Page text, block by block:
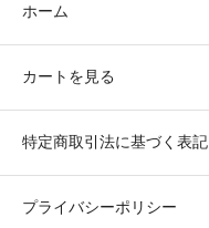
ホーム
カートを見る
特定商取引法に基づく表記
プライバシーポリシー